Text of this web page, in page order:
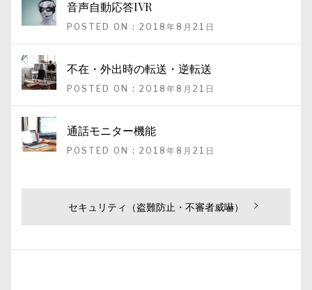
音声自動応答IVR
POSTED ON : 2018年8月21日
不在・外出時の転送・逆転送
POSTED ON : 2018年8月21日
通話モニター機能
POSTED ON : 2018年8月21日
ナ
Next
セキュリティ（盗難防止・不審者威嚇）